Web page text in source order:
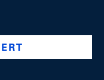
swiss-national-
@swissnationalbank